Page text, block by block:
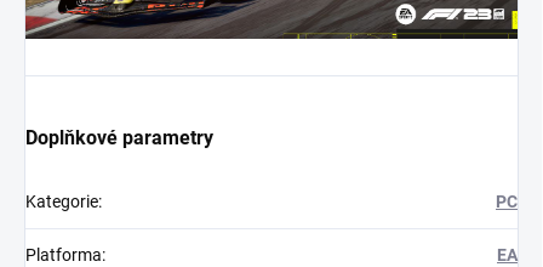
Doplňkové parametry
Kategorie: PC
Platforma: EA